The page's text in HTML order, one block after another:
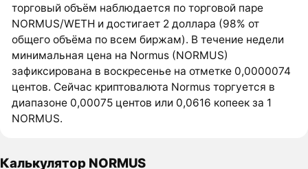
торговый объём наблюдается по торговой паре
NORMUS/WETH и достигает 2 доллара (98% от
общего объёма по всем биржам). В течение недели
минимальная цена на Normus (NORMUS)
зафиксирована в воскресенье на отметке 0,0000074
центов. Сейчас криптовалюта Normus торгуется в
диапазоне 0,00075 центов или 0,0616 копеек за 1
NORMUS.
Калькулятор NORMUS